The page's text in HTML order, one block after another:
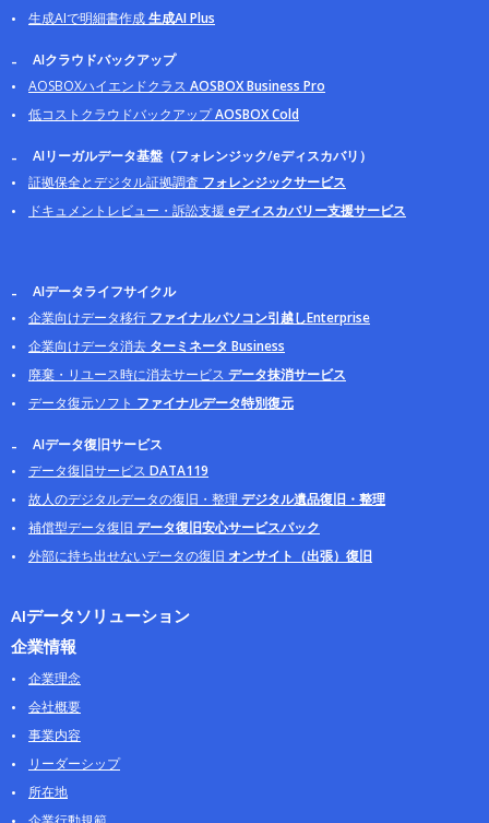
生成AIで明細書作成生成AI Plus
AIクラウドバックアップ
AOSBOXハイエンドクラス AOSBOX Business Pro
低コストクラウドバックアップAOSBOX Cold
AIリーガルデータ基盤（フォレンジック/eディスカバリ）
証拠保全とデジタル証拠調査 フォレンジックサービス
ドキュメントレビュー・訴訟支援 eディスカバリー支援サービス
AIデータライフサイクル
企業向けデータ移行 ファイナルパソコン引越しEnterprise
企業向けデータ消去 ターミネータ Business
廃棄・リユース時に消去サービス データ抹消サービス
データ復元ソフト ファイナルデータ特別復元
AIデータ復旧サービス
データ復旧サービス DATA119
故人のデジタルデータの復旧・整理 デジタル遺品復旧・整理
補償型データ復旧 データ復旧安心サービスパック
外部に持ち出せないデータの復旧 オンサイト（出張）復旧
AIデータソリューション
企業情報
企業理念
会社概要
事業内容
リーダーシップ
所在地